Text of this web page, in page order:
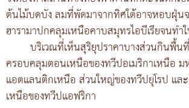
ต้นไม้บดบัง ลมที่พัดมาจากทิศใต้อาจหอบฝุ่น
ฮารามาปกคลุมเหนือคาบสมุทรไอบีเรียจนทำ
บริเวณที่เห็นสุริยุปราคาบางส่วนกินพื้น
ครอบคลุมตอนเหนือของทวีปอเมริกาเหนือ
แอตแลนติกเหนือ ส่วนใหญ่ของทวีปยุโรป แล
เหนือของทวีปแอฟริกา